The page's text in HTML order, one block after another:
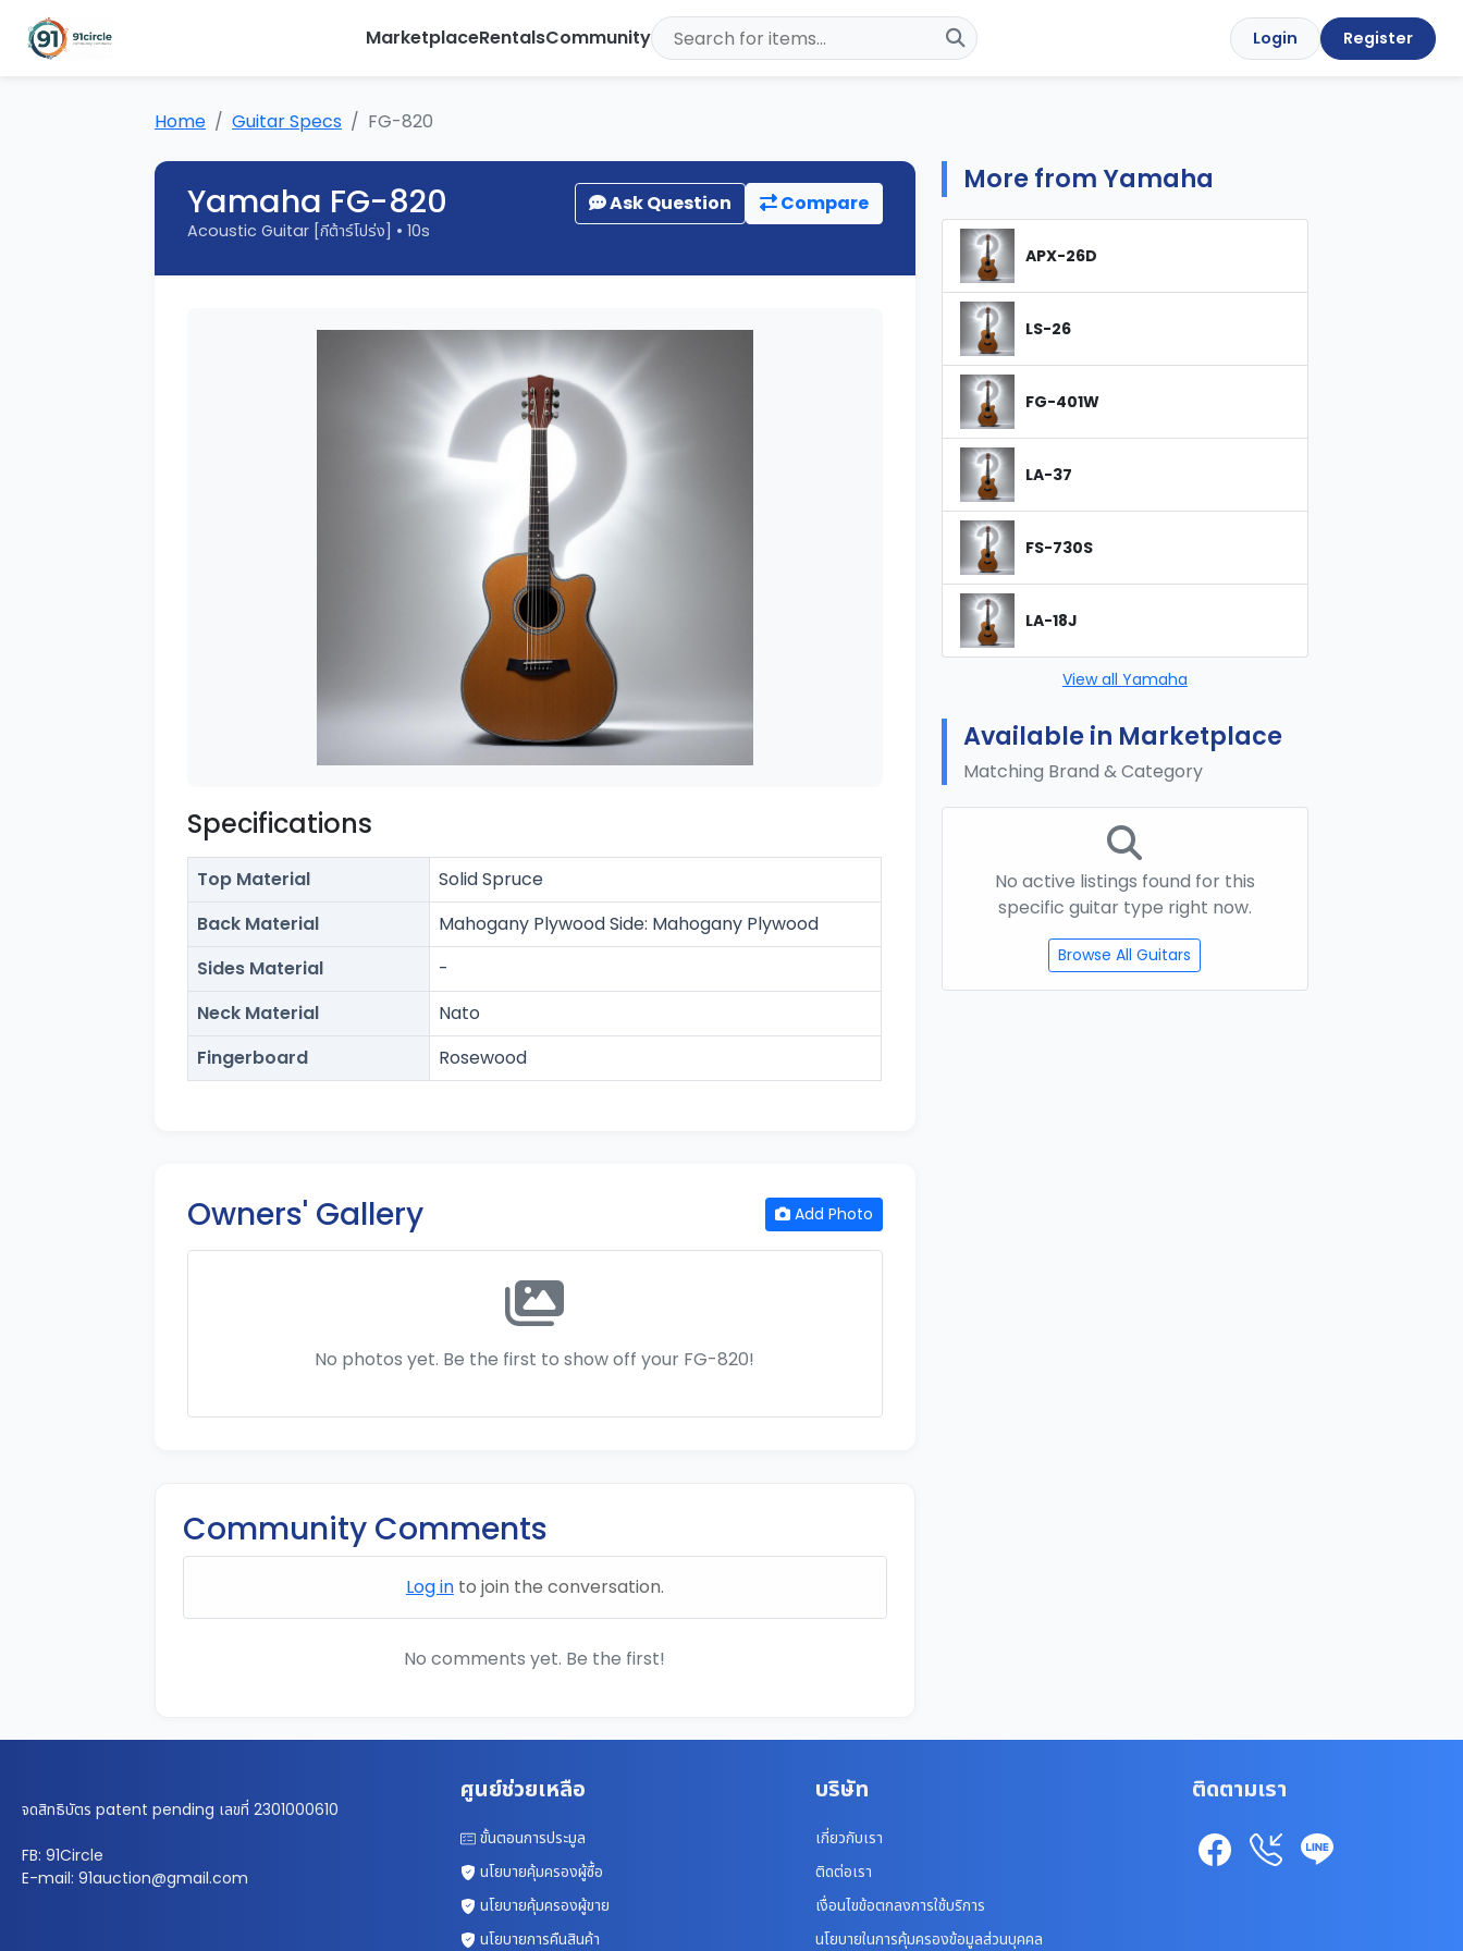
MarketplaceRentalsCommunity Login Register
Home Guitar Specs FG-820
Yamaha FG-820
Acoustic Guitar [กีต้าร์โปร่ง] • 10s
Ask Question Compare
Specifications
Top Material
Solid Spruce
Back Material
Mahogany Plywood Side: Mahogany Plywood
Sides Material
-
Neck Material
Nato
Fingerboard
Rosewood
Owners' Gallery Add Photo
No photos yet. Be the first to show off your FG-820!
Community Comments
Log into join the conversation.
No comments yet. Be the first!
More from Yamaha
APX-26D
LS-26
FG-401W
LA-37
FS-730S
LA-18J
View all Yamaha
Available in Marketplace
Matching Brand & Category
No active listings found for this
specific guitar type right now.
Browse All Guitars
จดสิทธิบัตร patent pending เลขที่ 2301000610
FB: 91Circle
E-mail: 91auction@gmail.com
ศูนย์ช่วยเหลือ
ขั้นตอนการประมูล
นโยบายคุ้มครองผู้ซื้อ
นโยบายคุ้มครองผู้ขาย
นโยบายการคืนสินค้า
บริษัท
เกี่ยวกับเรา
ติดต่อเรา
เงื่อนไขข้อตกลงการใช้บริการ
นโยบายในการคุ้มครองข้อมูลส่วนบุคคล
ติดตามเรา